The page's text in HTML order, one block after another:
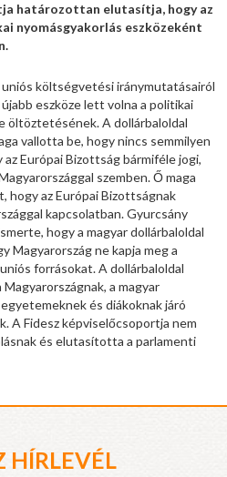
határozottan elutasítja, hogy az
nyomásgyakorlás eszközeként
költségvetési iránymutatásairól
eszköze lett volna a politikai
öltöztetésének. A dollárbaloldal
vallotta be, hogy nincs semmilyen
Európai Bizottság bármiféle jogi,
szemben. Ő maga
hogy az Európai Bizottságnak
kapcsolatban. Gyurcsány
hogy a magyar dollárbaloldal
Magyarország ne kapja meg a
forrásokat. A dollárbaloldal
a magyar
és diákoknak járó
A Fidesz képviselőcsoportja nem
és elutasította a parlamenti
HÍRLEVÉL